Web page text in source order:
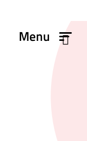
Menu